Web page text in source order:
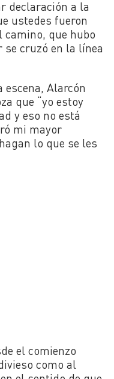
declaración a la
ustedes fueron
camino, que hubo
cruzó en la línea
Alarcón
que “yo estoy
y eso no está
mi mayor
lo que se les
el comienzo
como al